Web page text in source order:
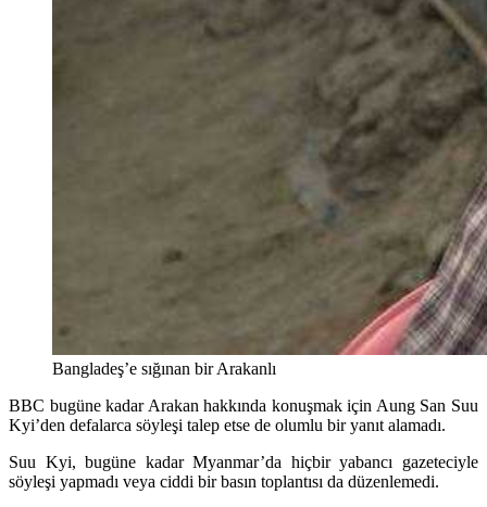
Bangladeş’e sığınan bir Arakanlı
BBC bugüne kadar Arakan hakkında konuşmak için Aung San Suu
Kyi’den defalarca söyleşi talep etse de olumlu bir yanıt alamadı.
Suu Kyi, bugüne kadar Myanmar’da hiçbir yabancı gazeteciyle
söyleşi yapmadı veya ciddi bir basın toplantısı da düzenlemedi.